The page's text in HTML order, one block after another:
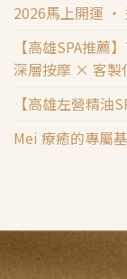
2026馬上開運 ‧
【高雄SPA推薦
深層按摩 × 客製
【高雄左營精油
Mei 療癒的專屬